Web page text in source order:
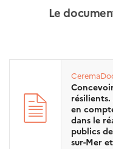
Le
en
dans le
publics
sur-Mer